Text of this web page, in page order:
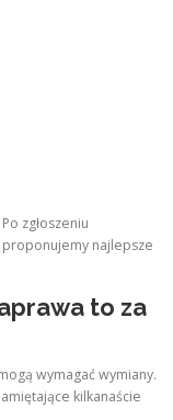
zgłoszeniu
najlepsze
to za
wymagać wymiany.
kilkanaście